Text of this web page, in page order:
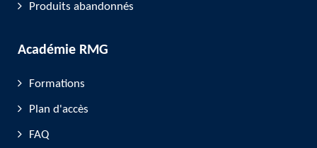
Produits abandonnés
Académie RMG
Formations
Plan d'accès
FAQ